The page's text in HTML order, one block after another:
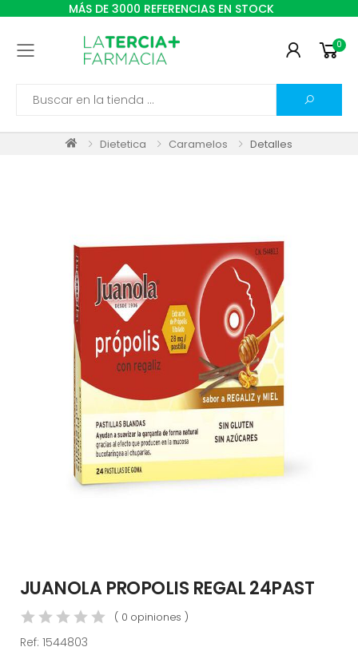
MÁS DE 3000 REFERENCIAS EN STOCK
Toggle mobile menu 0
Search
Dietetica Caramelos Detalles
JUANOLA PROPOLIS REGAL 24PAST
( 0 opiniones )
Ref: 1544803